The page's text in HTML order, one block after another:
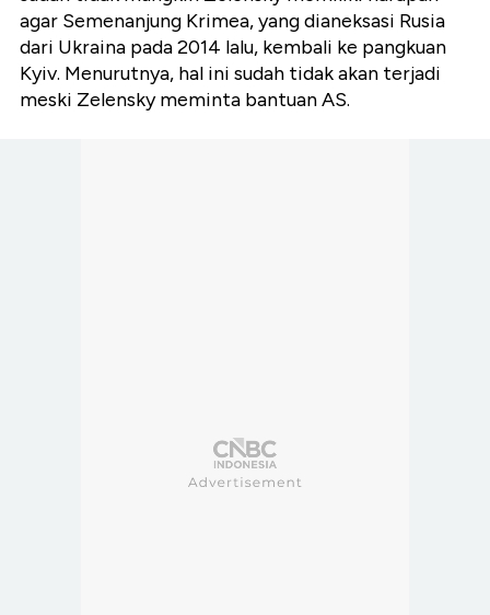
agar Semenanjung Krimea, yang dianeksasi Rusia
dari Ukraina pada 2014 lalu, kembali ke pangkuan
Kyiv. Menurutnya, hal ini sudah tidak akan terjadi
meski Zelensky meminta bantuan AS.